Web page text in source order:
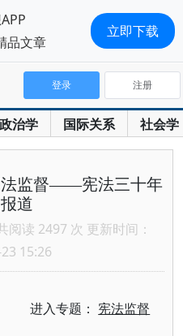
政治学 国际关系 社会学
登录 注册
法监督——宪法三十年
道
阅读 2497 次 更新时间：
15:26
进入专题： 宪法监督
品文章
立即下载